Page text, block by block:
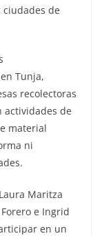
de
Tunja,
recolectoras
de
material
ni
Maritza
e Ingrid
en un